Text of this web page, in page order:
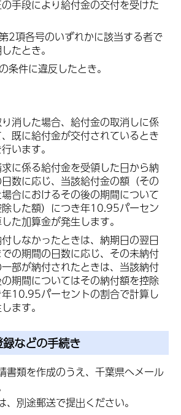
手段により給付金の交付を受けた
2項各号のいずれかに該当する者で
たとき。
条件に違反したとき。
消した場合、給付金の取消しに係
既に給付金が交付されているとき
います。
に係る給付金を受領した日から納
数に応じ、当該給付金の額（その
合におけるその後の期間について
した額）につき年10.95パーセン
た加算金が発生します。
しなかったときは、納期日の翌日
の期間の日数に応じ、その未納付
部が納付されたときは、当該納付
期間についてはその納付額を控除
年10.95パーセントの割合で計算し
ます。
などの手続き
書類を作成のうえ、千葉県へメール
、別途郵送で提出ください。